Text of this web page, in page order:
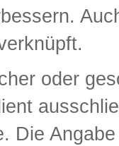
oder
Die